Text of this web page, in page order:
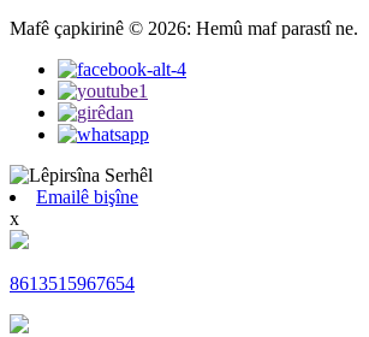
Mafê çapkirinê © 2026: Hemû maf parastî ne.
Emailê bişîne
x
8613515967654